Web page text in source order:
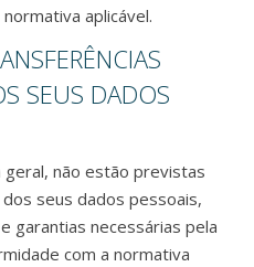
aplicável.
SEUS DADOS
não estão previstas
seus dados pessoais,
garantias necessárias pela
com a normativa